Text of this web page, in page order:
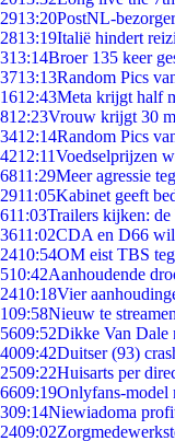
2913:20PostNL-
2813:19Italië hindert
313:14Broer 135 keer
3713:13Random Pics
1612:43Meta krijgt half
812:23Vrouw krijgt 30
3412:14Random Pics
4212:11Voedselprijzen
6811:29Meer agressie
2911:05Kabinet geeft
611:03Trailers kijken: de
3611:02CDA en D66
2410:54OM eist TBS
510:42Aanhoudende
2410:18Vier
109:58Nieuw te
5609:52Dikke Van Dale
4009:42Duitser (93)
2509:22Huisarts per
6609:19Onlyfans-model
309:14Niewiadoma
2409:02